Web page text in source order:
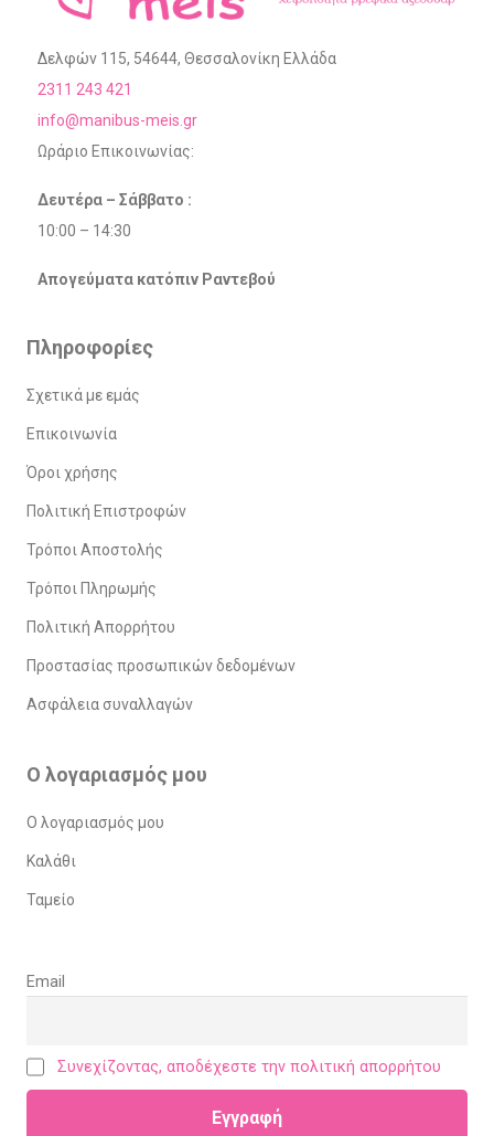
Δελφών 115, 54644, Θεσσαλονίκη Ελλάδα
2311 243 421
info@manibus-meis.gr
Ωράριο Επικοινωνίας:
Δευτέρα – Σάββατο :
10:00 – 14:30
Απογεύματα κατόπιν Ραντεβού
Πληροφορίες
Σχετικά με εμάς
Επικοινωνία
Όροι χρήσης
Πολιτική Επιστροφών
Τρόποι Αποστολής
Τρόποι Πληρωμής
Πολιτική Απορρήτου
Προστασίας προσωπικών δεδομένων
Ασφάλεια συναλλαγών
Ο λογαριασμός μου
Ο λογαριασμός μου
Καλάθι
Ταμείο
Email
Συνεχίζοντας, αποδέχεστε την πολιτική απορρήτου